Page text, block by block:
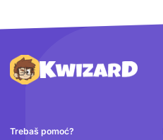
Podnožje
Trebaš pomoć?